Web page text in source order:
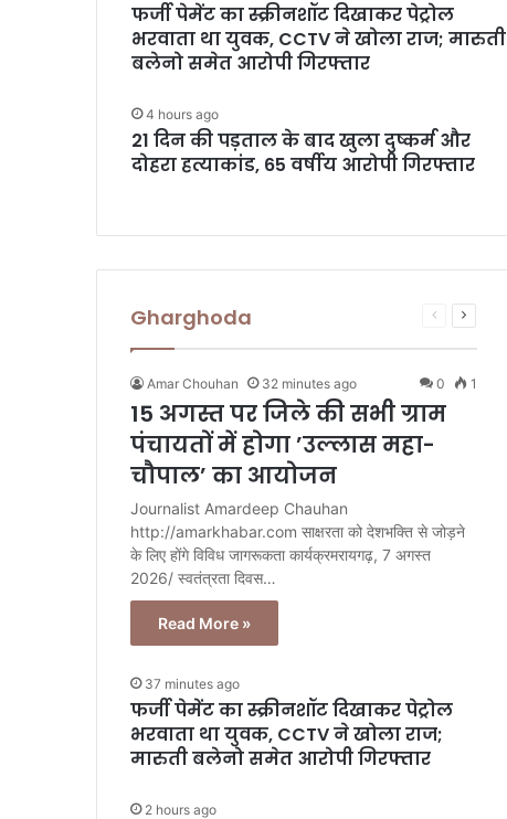
फर्जी पेमेंट का स्क्रीनशॉट दिखाकर पेट्रोल
भरवाता था युवक, CCTV ने खोला राज; मारुती
बलेनो समेत आरोपी गिरफ्तार
4 hours ago
21 दिन की पड़ताल के बाद खुला दुष्कर्म और
दोहरा हत्याकांड, 65 वर्षीय आरोपी गिरफ्तार
Gharghoda
Previous
Next
Amar Chouhan 32 minutes ago 0 1
15 अगस्त पर जिले की सभी ग्राम
पंचायतों में होगा ’उल्लास महा-
चौपाल’ का आयोजन
Journalist Amardeep Chauhan
http://amarkhabar.com साक्षरता को देशभक्ति से जोड़ने
के लिए होंगे विविध जागरूकता कार्यक्रमरायगढ़, 7 अगस्त
2026/ स्वतंत्रता दिवस…
Read More »
37 minutes ago
फर्जी पेमेंट का स्क्रीनशॉट दिखाकर पेट्रोल
भरवाता था युवक, CCTV ने खोला राज;
मारुती बलेनो समेत आरोपी गिरफ्तार
2 hours ago